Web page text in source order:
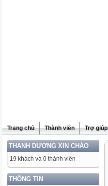
Trang chủ Thành viên Trợ giúp
THANH DƯƠNG XIN CHÀO
19 khách và 0 thành viên
THÔNG TIN